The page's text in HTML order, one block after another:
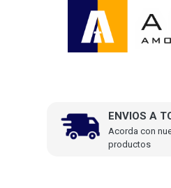
ENVIOS A
Acorda con
productos